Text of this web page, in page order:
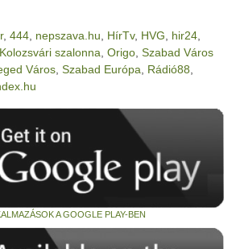
, 444 nepszava.hu HírTv, HVG hir24
Kolozsvári szalonna Origo Szabad Város
Város Szabad Európa Rádió88
A GOOGLE PLAY-BEN